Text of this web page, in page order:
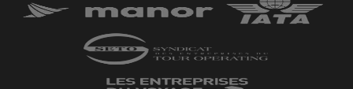
LES VACANCES DE PÂQUES AU
: Le temps est chaud et sec du côté de
Marrakech. La côte atlantique se montre plus